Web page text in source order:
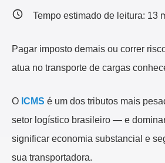
Tempo estimado de leitura: 13
Pagar imposto demais ou correr
atua no transporte de cargas
O ICMS é um dos tributos mais
setor logístico brasileiro — e
significar economia substancial e
sua transportadora.